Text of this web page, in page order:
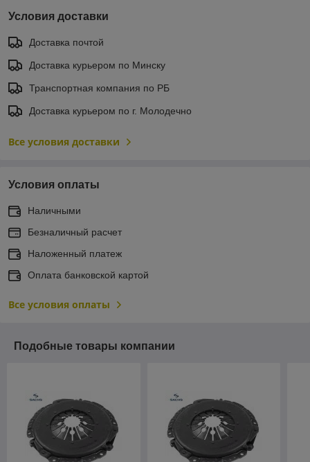
Условия доставки
Доставка почтой
Доставка курьером по Минску
Транспортная компания по РБ
Доставка курьером по г. Молодечно
Все условия доставки
Условия оплаты
Наличными
Безналичный расчет
Наложенный платеж
Оплата банковской картой
Все условия оплаты
Подобные товары компании